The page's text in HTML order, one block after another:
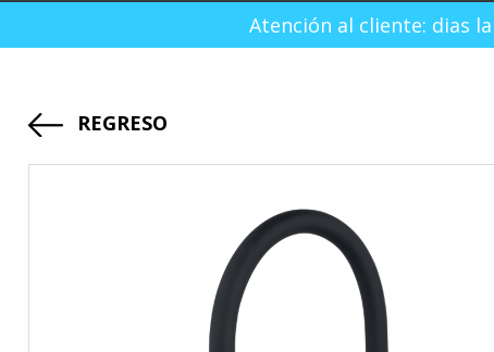
Atención al cliente: dias
REGRESO